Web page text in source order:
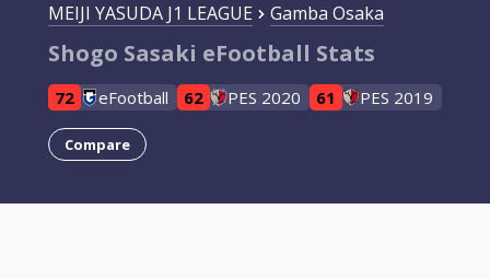
MEIJI YASUDA J1 LEAGUE Gamba Osaka
Shogo Sasaki eFootball Stats
72 eFootball 62 PES 2020 61 PES 2019
Compare